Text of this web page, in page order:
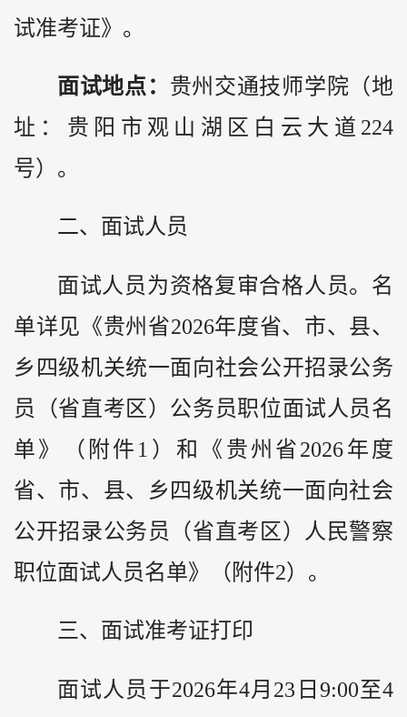
试准考证》。
面试地点： 贵州交通技师学院（地
址：贵阳市观山湖区白云大道224
号）。
二、面试人员
面试人员为资格复审合格人员。名
单详见《贵州省2026年度省、市、县、
乡四级机关统一面向社会公开招录公务
员（省直考区）公务员职位面试人员名
单》（附件1）和《贵州省2026年度
省、市、县、乡四级机关统一面向社会
公开招录公务员（省直考区）人民警察
职位面试人员名单》（附件2）。
三、面试准考证打印
面试人员于2026年4月23日9:00至4